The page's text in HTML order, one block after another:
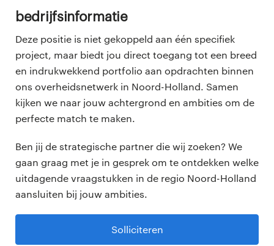
Bedrijfsinformatie
Deze positie is niet gekoppeld aan één specifiek
project, maar biedt jou direct toegang tot een breed
en indrukwekkend portfolio aan opdrachten binnen
ons overheidsnetwerk in Noord-Holland. Samen
kijken we naar jouw achtergrond en ambities om de
perfecte match te maken.
Ben jij de strategische partner die wij zoeken? We
gaan graag met je in gesprek om te ontdekken welke
uitdagende vraagstukken in de regio Noord-Holland
aansluiten bij jouw ambities.
Solliciteren